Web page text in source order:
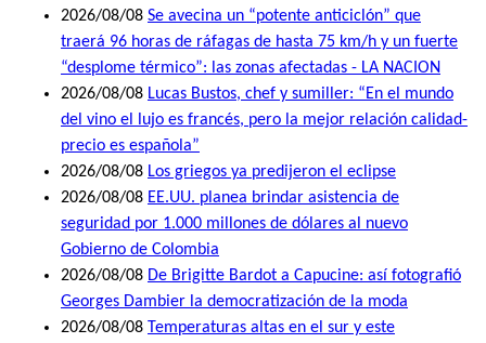
2026/08/08 Se avecina un “potente anticiclón” que
traerá 96 horas de ráfagas de hasta 75 km/h y un fuerte
“desplome térmico”: las zonas afectadas - LA NACION
2026/08/08 Lucas Bustos, chef y sumiller: “En el mundo
del vino el lujo es francés, pero la mejor relación calidad-
precio es española”
2026/08/08 Los griegos ya predijeron el eclipse
2026/08/08 EE.UU. planea brindar asistencia de
seguridad por 1.000 millones de dólares al nuevo
Gobierno de Colombia
2026/08/08 De Brigitte Bardot a Capucine: así fotografió
Georges Dambier la democratización de la moda
2026/08/08 Temperaturas altas en el sur y este